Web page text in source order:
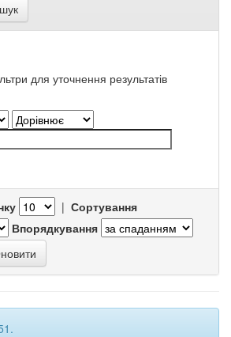
для уточнення результатів
| Сортування
Впорядкування